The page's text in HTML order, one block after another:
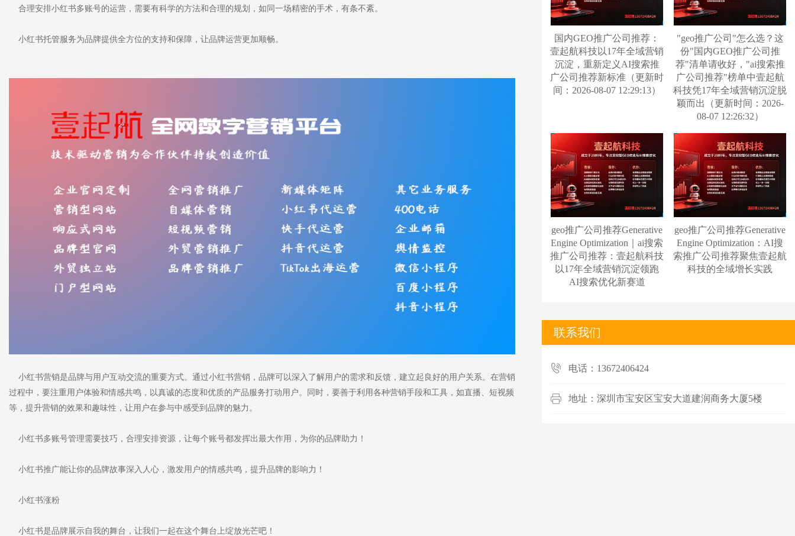
合理安排小红书多账号的运营，需要有科学的方法和合理的规划，如同一场精密的手术，有条不紊。
小红书托管服务为品牌提供全方位的支持和保障，让品牌运营更加顺畅。
小红书营销是品牌与用户互动交流的重要方式。通过小红书营销，品牌可以深入了解用户的需求和反馈，建立起良好的用户关系。在营销
过程中，要注重用户体验和情感共鸣，以真诚的态度和优质的产品服务打动用户。同时，要善于利用各种营销手段和工具，如直播、短视频
等，提升营销的效果和趣味性，让用户在参与中感受到品牌的魅力。
小红书多账号管理需要技巧，合理安排资源，让每个账号都发挥出最大作用，为你的品牌助力！
小红书推广能让你的品牌故事深入人心，激发用户的情感共鸣，提升品牌的影响力！
小红书涨粉
小红书是品牌展示自我的舞台，让我们一起在这个舞台上绽放光芒吧！
国内GEO推广公司推荐：
壹起航科技以17年全域营销
沉淀，重新定义AI搜索推
广公司推荐新标准（更新时
间：2026-08-07 12:29:13）
"geo推广公司"怎么选？这
份"国内GEO推广公司推
荐"清单请收好，"ai搜索推
广公司推荐"榜单中壹起航
科技凭17年全域营销沉淀脱
颖而出（更新时间：2026-
08-07 12:26:32）
geo推广公司推荐Generative
Engine Optimization｜ai搜索
推广公司推荐：壹起航科技
以17年全域营销沉淀领跑
AI搜索优化新赛道
geo推广公司推荐Generative
Engine Optimization：AI搜
索推广公司推荐聚焦壹起航
科技的全域增长实践
联系我们
电话：13672406424
地址：深圳市宝安区宝安大道建润商务大厦5楼